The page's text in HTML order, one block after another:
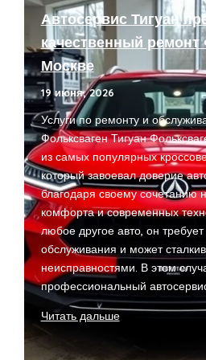
Автосервис Тигуан
качественный ремонт
Москве
19 июня, 2026
Услуги по ремонту и
Фольксваген Тигуан
из самых популярных
который завоевал доверие
благодаря своему сочетанию
комфорта и современных
любое другое авто, он требует
обслуживания и может
неисправностями. В этом
профессиональный
Автосервис
предлагает
Читать дальше